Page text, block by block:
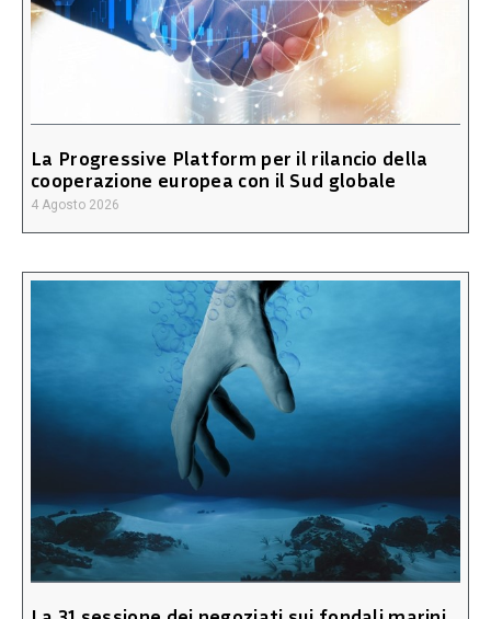
La Progressive Platform per il rilancio della
cooperazione europea con il Sud globale
4 Agosto 2026